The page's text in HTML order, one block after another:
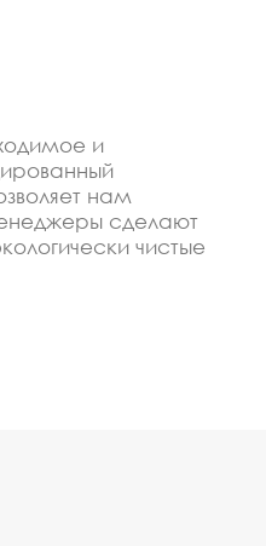
и
нам
сделают
чистые
купить